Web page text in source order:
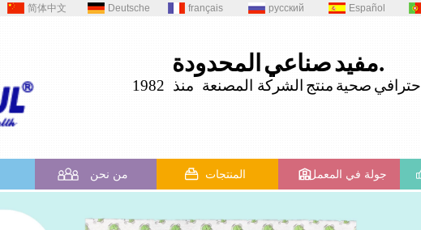
简体中文 Deutsche français русский Español
مفيدصناعي المحدودة.
احترافي صحية منتج الشركة المصنعة منذ 1982
من نحن المنتجات جولة في المعمل